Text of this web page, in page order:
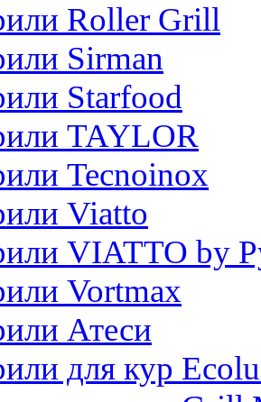
Roller Grill
Sirman
Starfood
TAYLOR
Tecnoinox
Viatto
VIATTO by
Vortmax
Атеси
для кур